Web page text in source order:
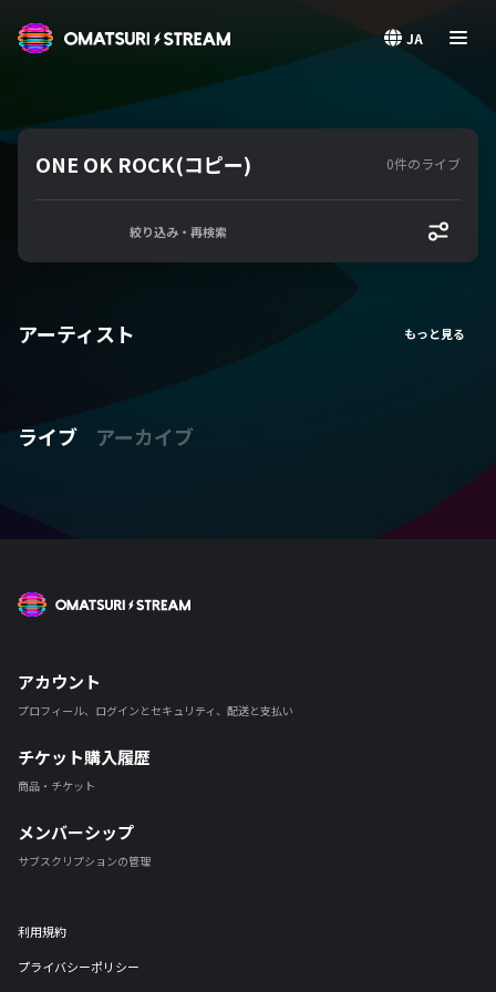
JA
ONE OK ROCK(コピー) 0件のライブ
絞り込み・再検索
アーティスト
ライブ アーカイブ
アカウント
プロフィール、ログインとセキュリティ、配送と支払い
チケット購入履歴
商品・チケット
メンバーシップ
サブスクリプションの管理
利用規約
プライバシーポリシー